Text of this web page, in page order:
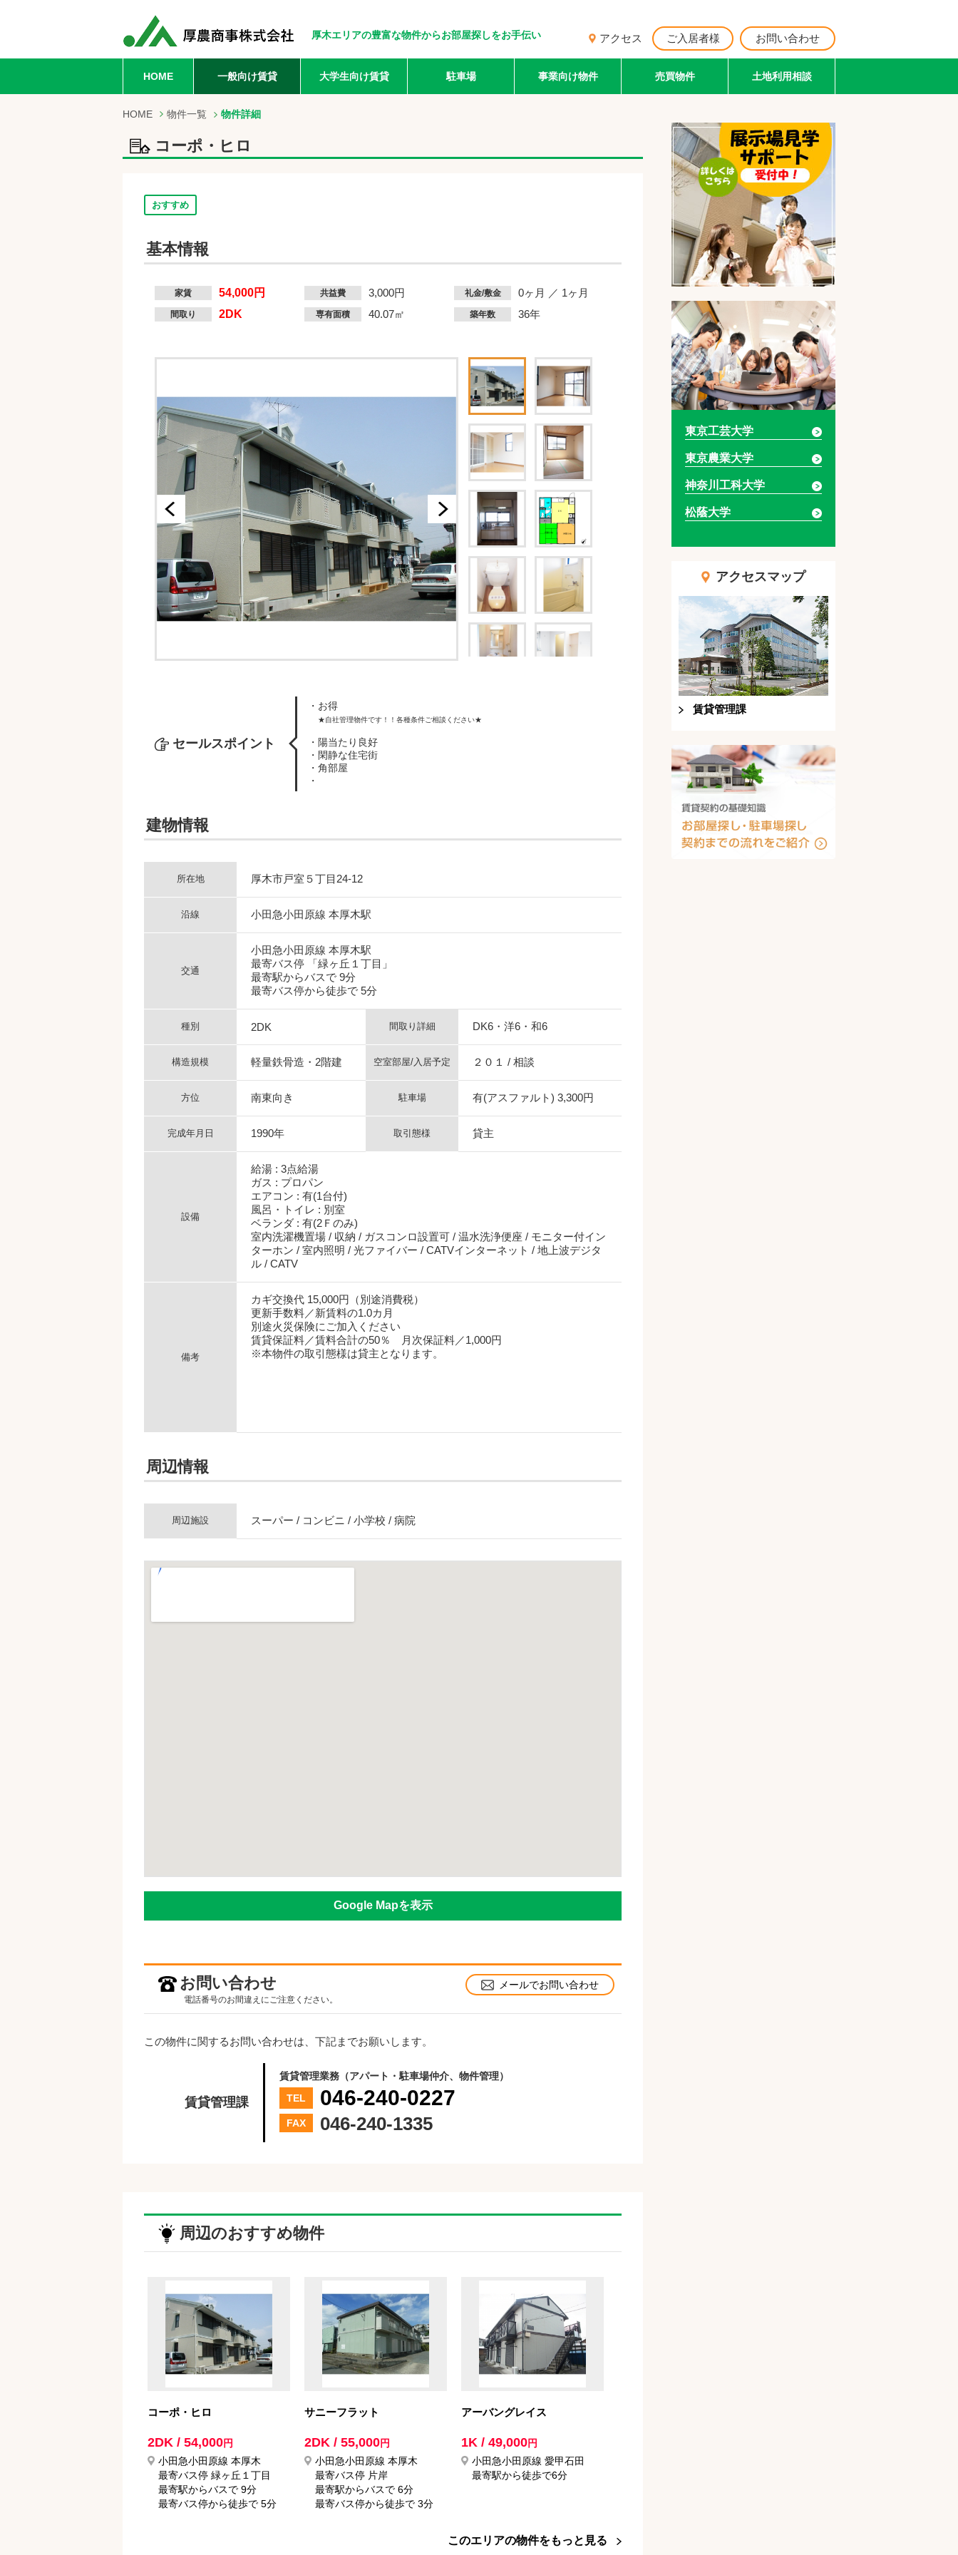
厚木エリアの豊富な物件からお部屋探しをお手伝い
HOME 一般向け賃貸 大学生向け賃貸 駐車場 事業向け物件 売買物件 土地利用相談
アクセス ご入居者様 お問い合わせ
HOME 物件一覧 物件詳細
コーポ・ヒロ
おすすめ
基本情報
家賃 54,000円 共益費 3,000円 礼金/敷金 0ヶ月 ／ 1ヶ月
間取り 2DK 専有面積 40.07㎡ 築年数 36年
セールスポイント
・お得
★自社管理物件です！！各種条件ご相談ください★
・陽当たり良好
・閑静な住宅街
・角部屋
・
建物情報
所在地 厚木市戸室５丁目24-12
沿線 小田急小田原線 本厚木駅
交通
小田急小田原線 本厚木駅
最寄バス停 「緑ヶ丘１丁目」
最寄駅からバスで 9分
最寄バス停から徒歩で 5分
種別 2DK 間取り詳細 DK6・洋6・和6
構造規模 軽量鉄骨造・2階建 空室部屋/入居予定 ２０１ / 相談
方位 南東向き 駐車場 有(アスファルト) 3,300円
完成年月日 1990年 取引態様 貸主
設備
給湯 : 3点給湯
ガス : プロパン
エアコン : 有(1台付)
風呂・トイレ : 別室
ベランダ : 有(2Ｆのみ)
室内洗濯機置場 / 収納 / ガスコンロ設置可 / 温水洗浄便座 / モニター付イン
ターホン / 室内照明 / 光ファイバー / CATVインターネット / 地上波デジタ
ル / CATV
備考
カギ交換代 15,000円（別途消費税）
更新手数料／新賃料の1.0カ月
別途火災保険にご加入ください
賃貸保証料／賃料合計の50％ 月次保証料／1,000円
※本物件の取引態様は貸主となります。
周辺情報
周辺施設 スーパー / コンビニ / 小学校 / 病院
Google Mapを表示
お問い合わせ
電話番号のお間違えにご注意ください。
この物件に関するお問い合わせは、下記までお願いします。
メールでお問い合わせ
賃貸管理課
賃貸管理業務（アパート・駐車場仲介、物件管理）
TEL
046-240-0227
FAX 046-240-1335
周辺のおすすめ物件
コーポ・ヒロ
2DK / 54,000円
小田急小田原線 本厚木
最寄バス停 緑ヶ丘１丁目
最寄駅からバスで 9分
最寄バス停から徒歩で 5分
サニーフラット
2DK / 55,000円
小田急小田原線 本厚木
最寄バス停 片岸
最寄駅からバスで 6分
最寄バス停から徒歩で 3分
アーバングレイス
1K / 49,000円
小田急小田原線 愛甲石田
最寄駅から徒歩で6分
このエリアの物件をもっと見る
東京工芸大学
東京農業大学
神奈川工科大学
松蔭大学
アクセスマップ
賃貸管理課